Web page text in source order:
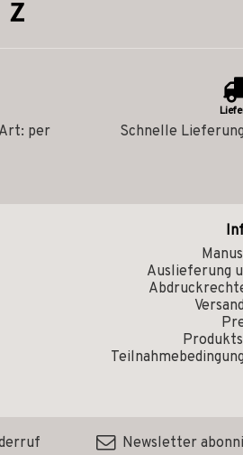
per
Schnelle
Auslieferung
Newsletter